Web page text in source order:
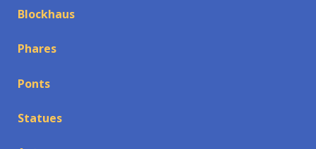
Blockhaus
Phares
Ponts
Statues